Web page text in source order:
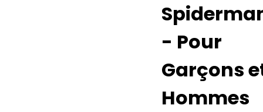
- Pour
Garçons
Hommes